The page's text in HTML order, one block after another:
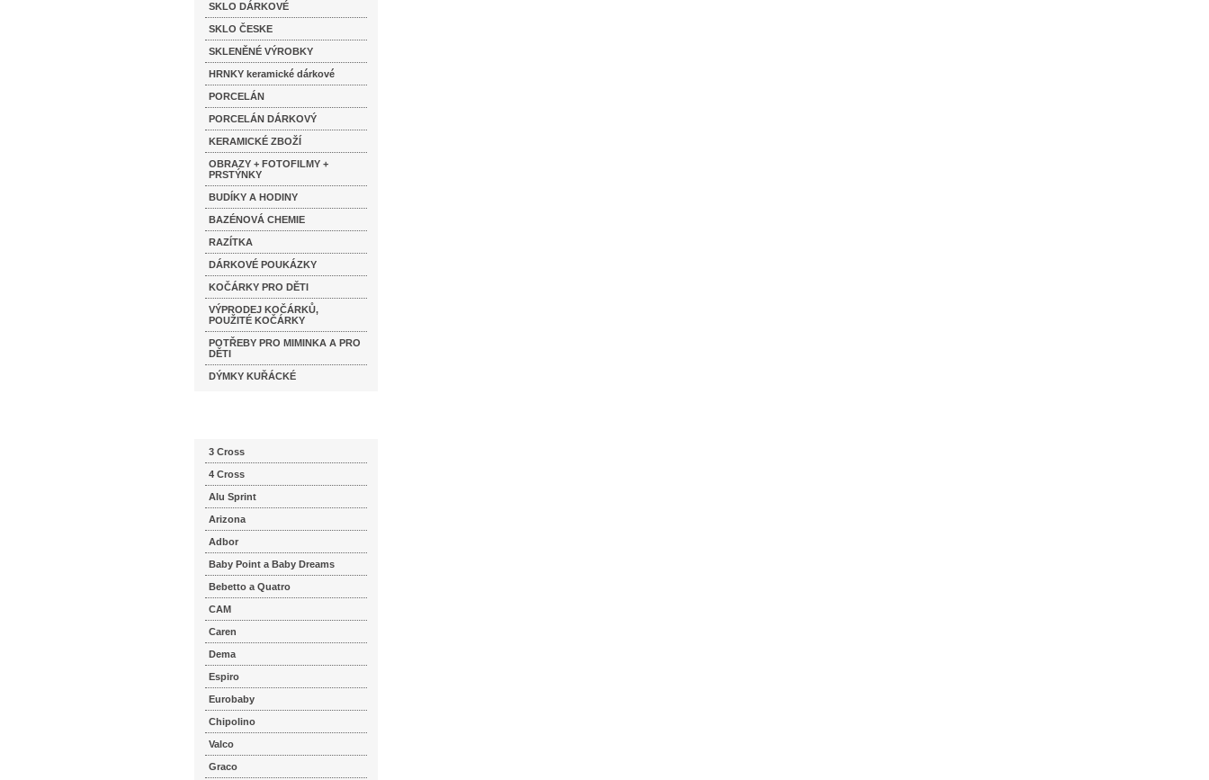
SKLO DÁRKOVÉ
SKLO ČESKE
SKLENĚNÉ VÝROBKY
HRNKY keramické dárkové
PORCELÁN
PORCELÁN DÁRKOVÝ
KERAMICKÉ ZBOŽÍ
OBRAZY + FOTOFILMY +
PRSTÝNKY
BUDÍKY A HODINY
BAZÉNOVÁ CHEMIE
RAZÍTKA
DÁRKOVÉ POUKÁZKY
KOČÁRKY PRO DĚTI
VÝPRODEJ KOČÁRKŮ,
POUŽITÉ KOČÁRKY
POTŘEBY PRO MIMINKA A PRO
DĚTI
DÝMKY KUŘÁCKÉ
3 Cross
4 Cross
Alu Sprint
Arizona
Adbor
Baby Point a Baby Dreams
Bebetto a Quatro
CAM
Caren
Dema
Espiro
Eurobaby
Chipolino
Valco
Graco